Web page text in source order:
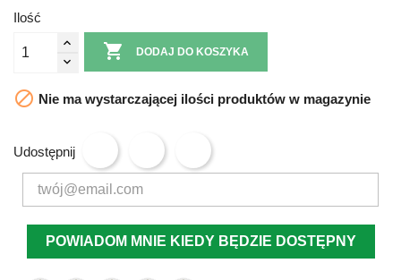
Ilość
 DODAJ DO KOSZYKA
 Nie ma wystarczającej ilości produktów w magazynie
Udostępnij
POWIADOM MNIE KIEDY BĘDZIE DOSTĘPNY